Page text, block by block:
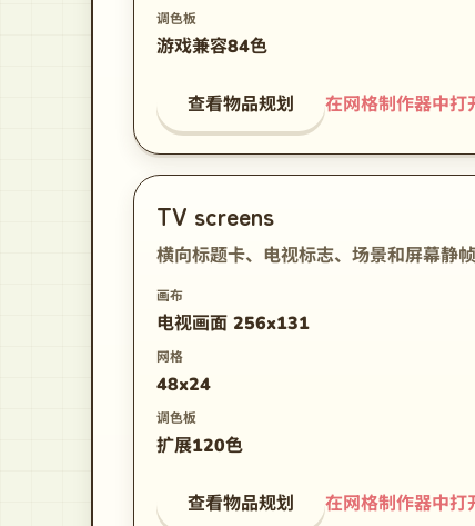
调色板
游戏兼容84色
查看物品规划 在网格制作器中打
TV screens
横向标题卡、电视标志、场景和屏幕静帧
画布
电视画面 256x131
网格
48x24
调色板
扩展120色
查看物品规划 在网格制作器中打